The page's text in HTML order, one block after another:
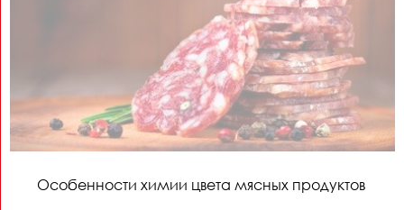
Особенности химии цвета мясных продуктов